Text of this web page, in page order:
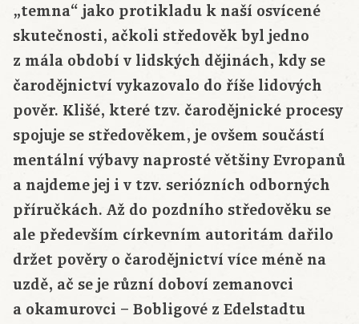
„temna“ jako protikladu k naší osvícené
skutečnosti, ačkoli středověk byl jedno
z mála období v lidských dějinách, kdy se
čarodějnictví vykazovalo do říše lidových
pověr. Klišé, které tzv. čarodějnické procesy
spojuje se středověkem, je ovšem součástí
mentální výbavy naprosté většiny Evropanů
a najdeme jej i v tzv. seriózních odborných
příručkách. Až do pozdního středověku se
ale především církevním autoritám dařilo
držet pověry o čarodějnictví více méně na
uzdě, ač se je různí doboví zemanovci
a okamurovci – Bobligové z Edelstadtu